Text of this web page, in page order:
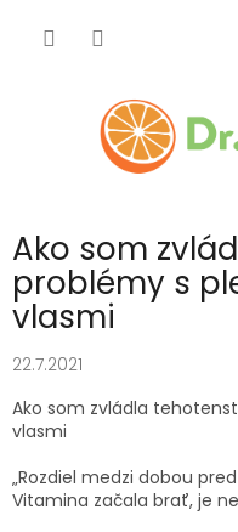
Ako som
problémy s
vlasmi
22.7.2021
Ako som zvládla
vlasmi
„Rozdiel medzi dobou
Vitamina začala brať, je